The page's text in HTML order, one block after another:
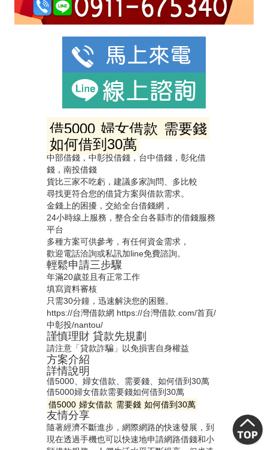
借5000 婦女借款 需要錢
如何借到30萬
中部借錢，中彰投借錢，台中借錢，彰化借
錢，南投借錢
貨比三家不吃虧，建議多家詢問、多比較
尋找更符合您的借貸方案與借款需求。
金錢上的困擾，交給全台借錢網，
24小時線上服務，整合全台各縣市的借錢服務
平台
多種方案可供參考，有任何資金需求，
歡迎電話洽詢或私訊加line免費諮詢。
輕鬆申請三步驟
年滿20歲並且有正常工作
填寫資料審核
只需30分鐘，迅速解決您的困難。
https://台灣借款網 https://台灣借款.com/首頁/
中彰投/nantou/
謹慎理財 貸款先規劃
請注意「貸款詐騙」以免損害自身權益
方案介紹
詳情說明
借5000、婦女借款、需要錢、如何借到30萬
借5000婦女借款需要錢如何借到30萬
借5000 婦女借款 需要錢 如何借到30萬
友情分享
隨著經濟不斷進步，網際網路的快速發展，到
現在透過手機也可以快速地申請網路借錢和小